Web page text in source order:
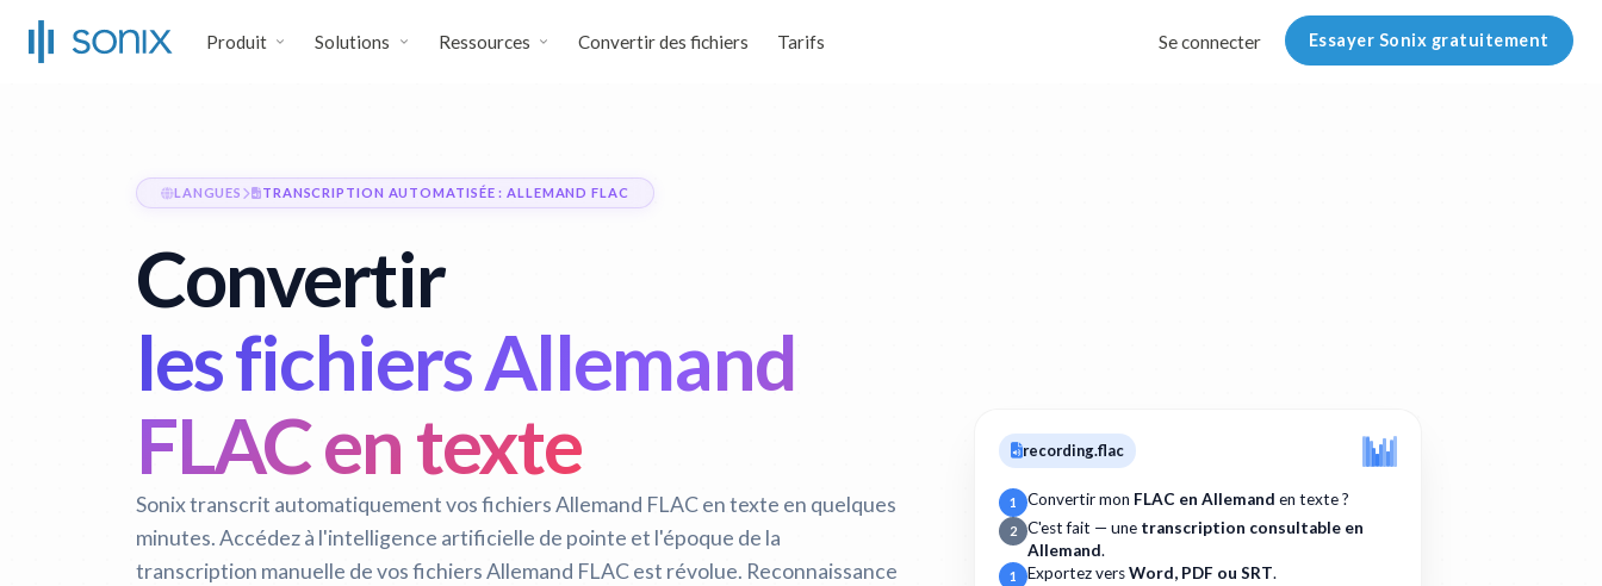
Produit Solutions Ressources Convertir des fichiers Tarifs Se connecter Essayer Sonix gratuitement
LANGUES TRANSCRIPTION AUTOMATISÉE : ALLEMAND FLAC
Convertir
les fichiers Allemand
FLAC en texte
Sonix transcrit automatiquement vos fichiers Allemand FLAC en texte en quelques
minutes. Accédez à l'intelligence artificielle de pointe et l'époque de la
transcription manuelle de vos fichiers Allemand FLAC est révolue. Reconnaissance
recording.flac
1 Convertir mon FLAC en Allemand en texte ?
2 C'est fait — une transcription consultable en
Allemand.
1 Exportez versWord, PDF ou SRT.